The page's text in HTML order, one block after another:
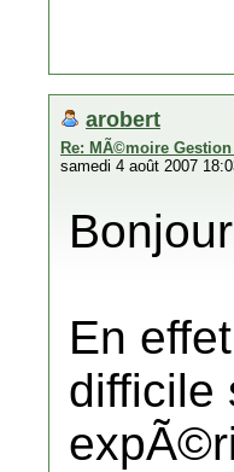
arobert
Re: MÃ©moire Gestion
samedi 4 août 2007
En
difficile